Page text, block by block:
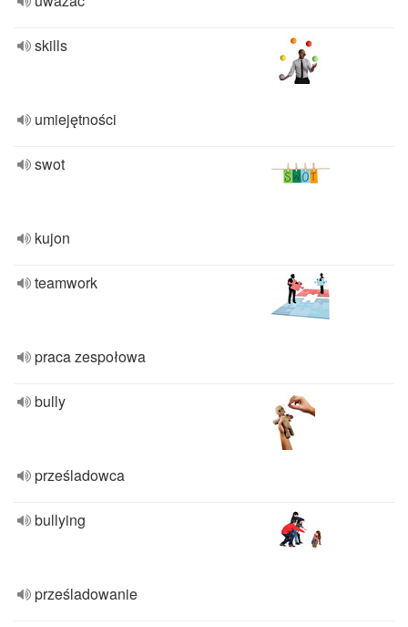
skills
umiejętności
swot
kujon
teamwork
praca zespołowa
bully
prześladowca
bullying
prześladowanie